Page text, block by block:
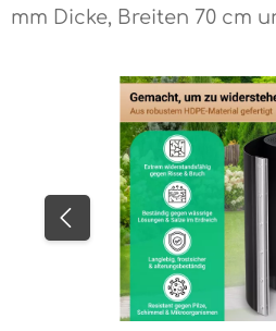
mm Dicke, Breiten 70 cm
Bildergalerie